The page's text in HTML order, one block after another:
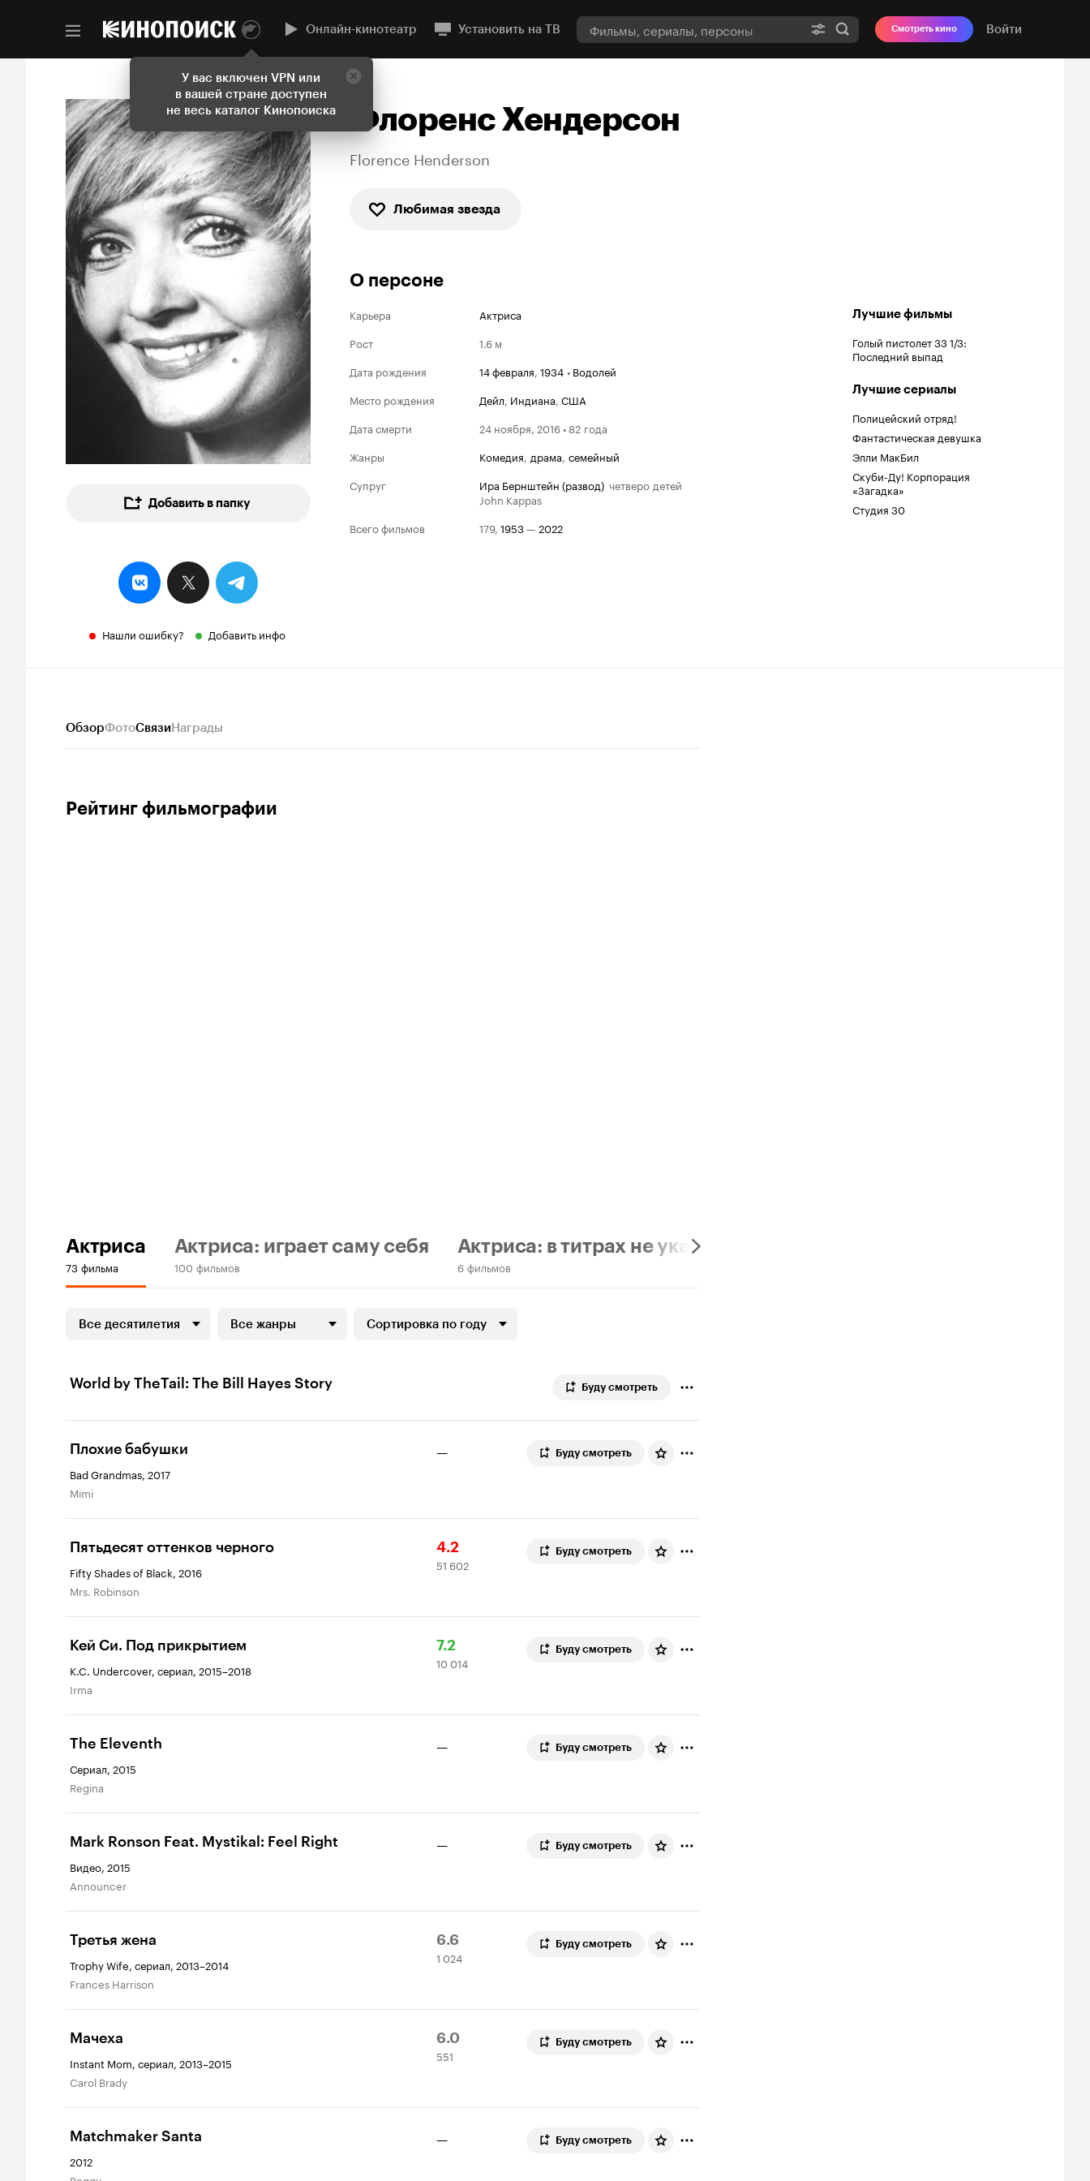
У вас включен VPN или
в вашей стране доступен
не весь каталог Кинопоиска
Онлайн-кинотеатр Установить на ТВ Смотреть кино Войти
Добавить в папку
Нашли ошибку? Добавить инфо
Флоренс Хендерсон
Florence Henderson
Любимая звезда
О персоне
Карьера
Актриса
Рост
1.6 м
Дата рождения
14 февраля, 1934 • Водолей
Место рождения
Дейл, Индиана, США
Дата смерти
24 ноября, 2016 • 82 года
Жанры
комедия, драма, семейный
Супруг
Ира Бернштейн (развод) четверо детей
John Kappas
Всего фильмов
179, 1953— 2022
Лучшие фильмы
Голый пистолет 33 1/3:
Последний выпад
Лучшие сериалы
Полицейский отряд!
Фантастическая девушка
Элли МакБил
Скуби-Ду! Корпорация
«Загадка»
Студия 30
ОбзорФотоСвязиНаграды
Рейтинг фильмографии
Актриса
73 фильма
Актриса: играет саму себя
100 фильмов
Актриса: в титрах не указана
6 фильмов
Все десятилетия Все жанры Сортировка по году
World by TheTail: The Bill Hayes Story Буду смотреть
Плохие бабушки
Bad Grandmas, 2017
Mimi
— Буду смотреть
Пятьдесят оттенков черного
Fifty Shades of Black, 2016
Mrs. Robinson
Рейтинг
Кинопоиска
4.2
51
602
51 602
Буду смотреть
Кей Си. Под прикрытием
K.C. Undercover, сериал, 2015–2018
Irma
Рейтинг
Кинопоиска
7.2
10
014
10 014
Буду смотреть
The Eleventh
Сериал, 2015
Regina
— Буду смотреть
Mark Ronson Feat. Mystikal: Feel Right
Видео, 2015
Announcer
— Буду смотреть
Третья жена
Trophy Wife, сериал, 2013–2014
Frances Harrison
Рейтинг
Кинопоиска
6.6
1
024
1 024
Буду смотреть
Мачеха
Instant Mom, сериал, 2013–2015
Carol Brady
Рейтинг
Кинопоиска
6.0
551
оценка
551
Буду смотреть
Matchmaker Santa
2012
— Буду смотреть